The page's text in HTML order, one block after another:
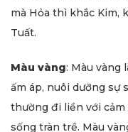
mà Hỏa thì khắc Kim,
Tuất.
Màu vàng: Màu vàng
ấm áp, nuôi dưỡng sự
thường đi liền với
sống tràn trề. Màu